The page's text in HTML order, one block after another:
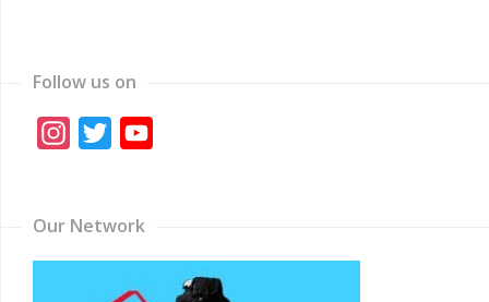
Follow us on
Instagram
Twitter
Our Network